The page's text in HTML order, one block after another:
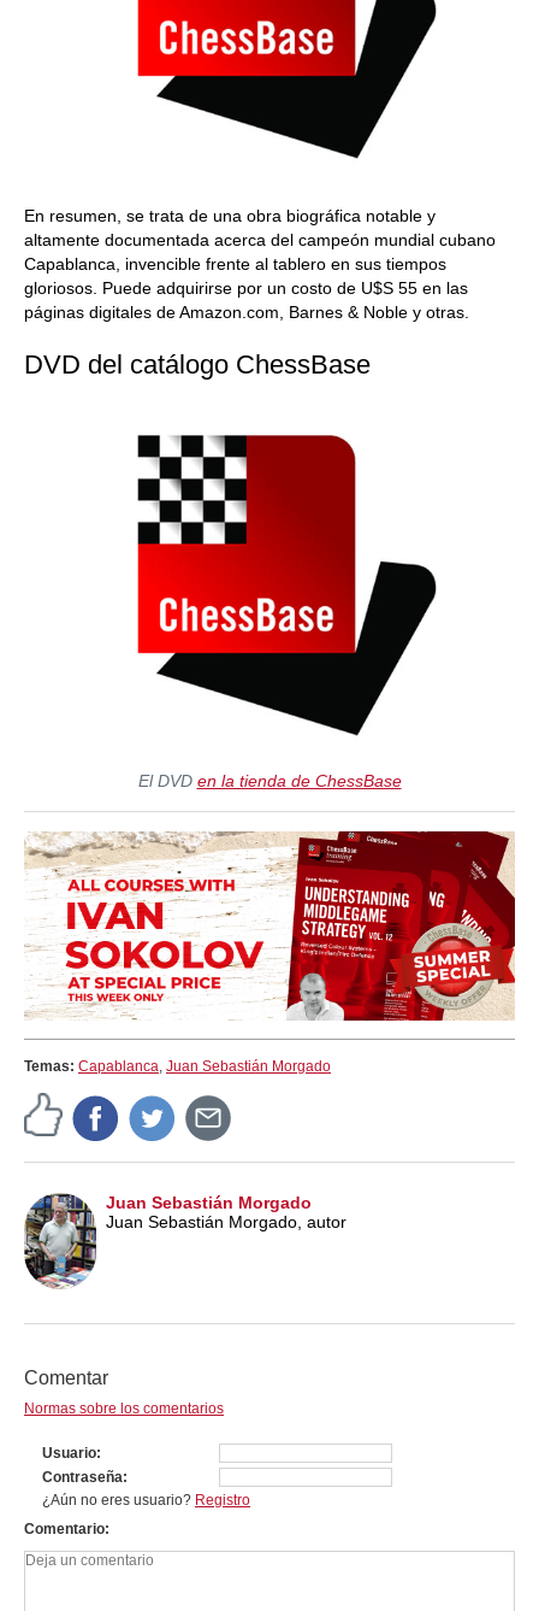
En resumen, se trata de una obra biográfica notable y
altamente documentada acerca del campeón mundial cubano
Capablanca, invencible frente al tablero en sus tiempos
gloriosos. Puede adquirirse por un costo de U$S 55 en las
páginas digitales de Amazon.com, Barnes & Noble y otras.
DVD del catálogo ChessBase
El DVD en la tienda de ChessBase
Temas: Capablanca, Juan Sebastián Morgado
Juan Sebastián Morgado
Juan Sebastián Morgado, autor
Comentar
Normas sobre los comentarios
Usuario
Contraseña
¿Aún no eres usuario? Registro
Comentario